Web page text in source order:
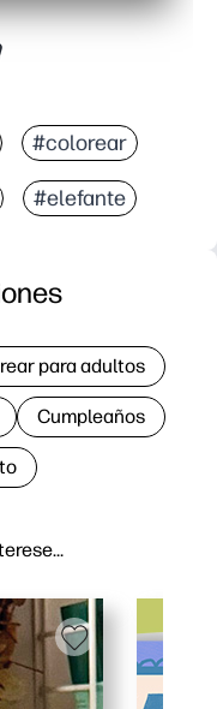
#colorear
#elefante
para adultos
Cumpleaños